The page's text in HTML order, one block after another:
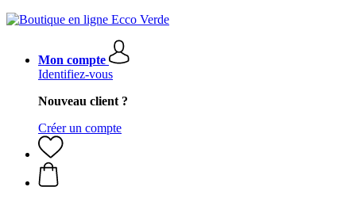
Mon compte
Identifiez-vous
Nouveau client ?
Créer un compte